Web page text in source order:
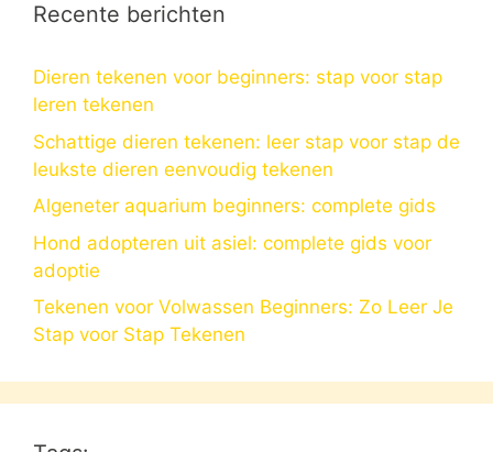
Recente berichten
Dieren tekenen voor beginners: stap voor stap
leren tekenen
Schattige dieren tekenen: leer stap voor stap de
leukste dieren eenvoudig tekenen
Algeneter aquarium beginners: complete gids
Hond adopteren uit asiel: complete gids voor
adoptie
Tekenen voor Volwassen Beginners: Zo Leer Je
Stap voor Stap Tekenen